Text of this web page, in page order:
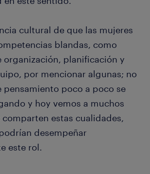
cultural de que las mujeres
blandas, como
organización, planificación y
por mencionar algunas; no
pensamiento poco a poco se
y hoy vemos a muchos
estas cualidades,
desempeñar
este rol.